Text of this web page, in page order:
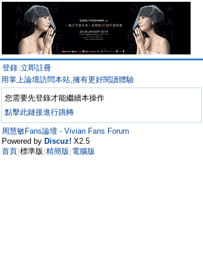
登錄 立即註冊
用掌上論壇訪問本站,擁有更好閱讀體驗
您需要先登錄才能繼續本操作
點擊此鏈接進行跳轉
周慧敏Fans論壇 - Vivian Fans Forum
Powered by Discuz! X2.5
首頁 標準版 精簡版 電腦版